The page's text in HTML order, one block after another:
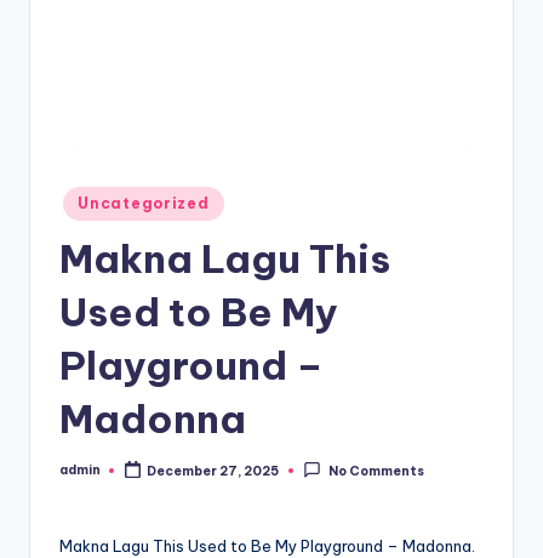
Posted
in
Uncategorized
Makna Lagu This
Used to Be My
Playground –
Madonna
Posted
admin December 27, 2025 No Comments
Makna Lagu This Used to Be My Playground – Madonna.